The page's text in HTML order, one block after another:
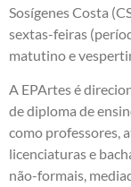
Sosígenes Costa
sextas-feiras
matutino e
A EPArtes é
de diploma de
como professores,
licenciaturas e
não-formais,